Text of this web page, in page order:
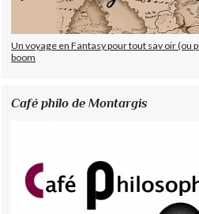
Un voyage en Fantasy pour tout sav oir (ou
boom
Café philo de Montargis